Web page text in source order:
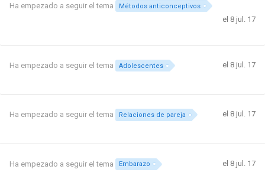
Ha empezado a seguir el tema Métodos anticonceptivos
el 8 jul. 17
Ha empezado a seguir el tema Adolescentes el 8 jul. 17
Ha empezado a seguir el tema Relaciones de pareja el 8 jul. 17
Ha empezado a seguir el tema Embarazo el 8 jul. 17